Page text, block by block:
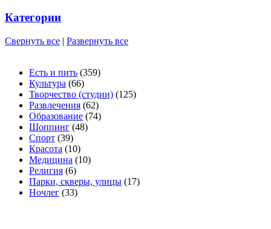
Категории
Свернуть все | Развернуть все
Есть и пить (359)
Культура (66)
Творчество (студии) (125)
Развлечения (62)
Образование (74)
Шоппинг (48)
Спорт (39)
Красота (10)
Медицина (10)
Религия (6)
Парки, скверы, улицы (17)
Ночлег (33)